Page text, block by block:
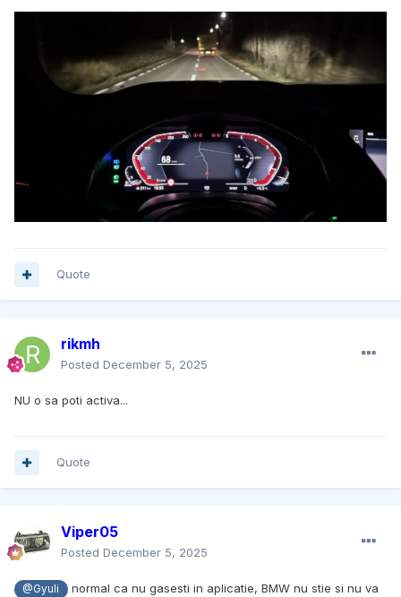
Quote
rikmh
Posted December 5, 2025
NU o sa poti activa...
Quote
Viper05
Posted December 5, 2025
@Gyuli
normal ca nu gasesti in aplicatie, BMW nu stie si nu va